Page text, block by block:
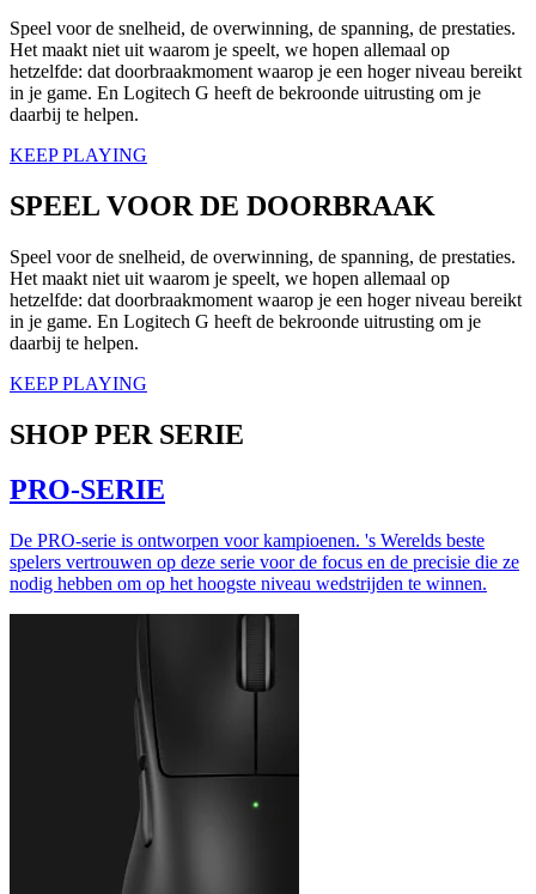
Speel voor de snelheid, de overwinning, de spanning, de prestaties.
Het maakt niet uit waarom je speelt, we hopen allemaal op
hetzelfde: dat doorbraakmoment waarop je een hoger niveau bereikt
in je game. En Logitech G heeft de bekroonde uitrusting om je
daarbij te helpen.
KEEP PLAYING
SPEEL VOOR DE DOORBRAAK
Speel voor de snelheid, de overwinning, de spanning, de prestaties.
Het maakt niet uit waarom je speelt, we hopen allemaal op
hetzelfde: dat doorbraakmoment waarop je een hoger niveau bereikt
in je game. En Logitech G heeft de bekroonde uitrusting om je
daarbij te helpen.
KEEP PLAYING
SHOP PER SERIE
PRO-SERIE
De PRO-serie is ontworpen voor kampioenen. 's Werelds beste
spelers vertrouwen op deze serie voor de focus en de precisie die ze
nodig hebben om op het hoogste niveau wedstrijden te winnen.